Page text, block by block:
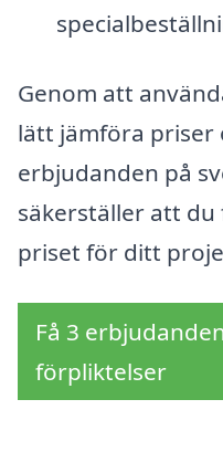
Genom att
lätt jämföra priser
erbjudanden på
säkerställer att
priset för ditt
Få 3
förpliktelser